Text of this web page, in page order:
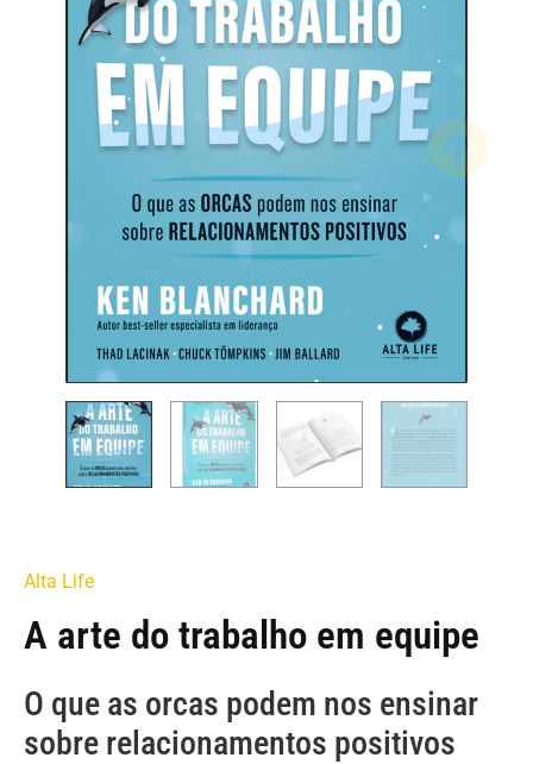
Alta Life
A arte do trabalho em equipe
O que as orcas podem nos ensinar
sobre relacionamentos positivos